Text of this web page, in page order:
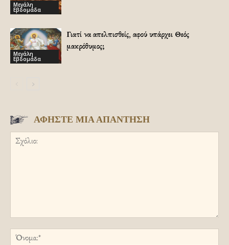
Μεγάλη
Εβδομάδα
Μεγάλη
Εβδομάδα
Γιατί να απελπισθείς, αφού υπάρχει Θεός
μακρόθυμος;
ΑΦΗΣΤΕ ΜΙΑ ΑΠΑΝΤΗΣΗ